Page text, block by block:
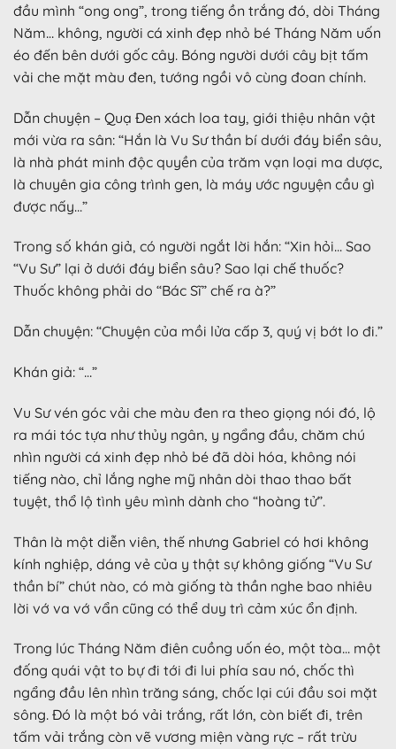
đầu mình “ong ong”, trong tiếng ồn trắng đó, dòi Tháng
Năm… không, người cá xinh đẹp nhỏ bé Tháng Năm uốn
éo đến bên dưới gốc cây. Bóng người dưới cây bịt tấm
vải che mặt màu đen, tướng ngồi vô cùng đoan chính.
Dẫn chuyện – Quạ Đen xách loa tay, giới thiệu nhân vật
mới vừa ra sân: “Hắn là Vu Sư thần bí dưới đáy biển sâu,
là nhà phát minh độc quyền của trăm vạn loại ma dược,
là chuyên gia công trình gen, là máy ước nguyện cầu gì
được nấy…”
Trong số khán giả, có người ngắt lời hắn: “Xin hỏi… Sao
“Vu Sư” lại ở dưới đáy biển sâu? Sao lại chế thuốc?
Thuốc không phải do “Bác Sĩ” chế ra à?”
Dẫn chuyện: “Chuyện của mồi lửa cấp 3, quý vị bớt lo đi.”
Khán giả: “…”
Vu Sư vén góc vải che màu đen ra theo giọng nói đó, lộ
ra mái tóc tựa như thủy ngân, y ngẩng đầu, chăm chú
nhìn người cá xinh đẹp nhỏ bé đã dòi hóa, không nói
tiếng nào, chỉ lắng nghe mỹ nhân dòi thao thao bất
tuyệt, thổ lộ tình yêu mình dành cho “hoàng tử”.
Thân là một diễn viên, thế nhưng Gabriel có hơi không
kính nghiệp, dáng vẻ của y thật sự không giống “Vu Sư
thần bí” chút nào, có mà giống tà thần nghe bao nhiêu
lời vớ va vớ vẩn cũng có thể duy trì cảm xúc ổn định.
Trong lúc Tháng Năm điên cuồng uốn éo, một tòa… một
đống quái vật to bự đi tới đi lui phía sau nó, chốc thì
ngẩng đầu lên nhìn trăng sáng, chốc lại cúi đầu soi mặt
sông. Đó là một bó vải trắng, rất lớn, còn biết đi, trên
tấm vải trắng còn vẽ vương miện vàng rực – rất trừu